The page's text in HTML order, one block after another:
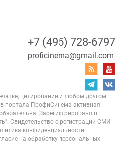
+7 (495) 728-6797
proficinema@gmail.com
цитировании и любом другом
портала ПрофиСинема активная
Зарегистрировано в
Свидетельство о регистрации СМИ
конфиденциальности
на обработку персональных